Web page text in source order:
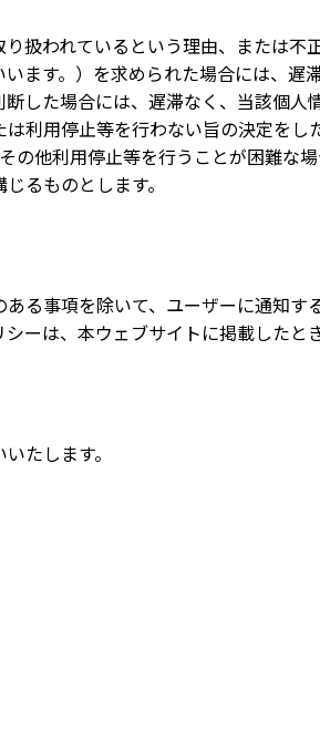
扱われているという理由、または
ます。）を求められた場合には、遅
した場合には、遅滞なく、当該個人
利用停止等を行わない旨の決定をし
他利用停止等を行うことが困難な
るものとします。
る事項を除いて、ユーザーに通知す
ーは、本ウェブサイトに掲載したと
たします。